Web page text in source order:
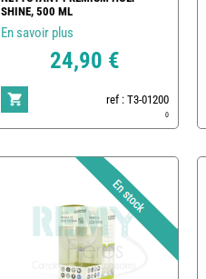
SHINE, 500 ML
En savoir plus
24,90 €
ref : T3-01200
0